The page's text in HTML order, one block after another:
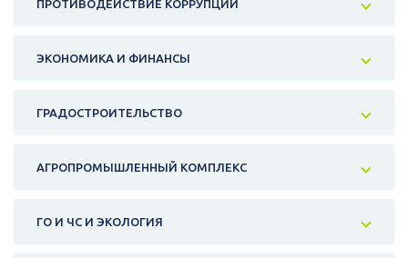
ПРОТИВОДЕЙСТВИЕ КОРРУПЦИИ
ЭКОНОМИКА И ФИНАНСЫ
ГРАДОСТРОИТЕЛЬСТВО
АГРОПРОМЫШЛЕННЫЙ КОМПЛЕКС
ГО И ЧС И ЭКОЛОГИЯ